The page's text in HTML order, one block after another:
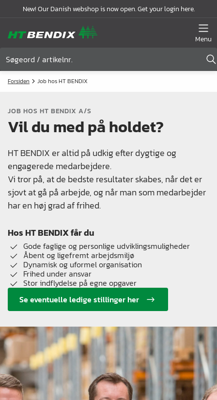
New! Our Danish webshop is now open. Get your login here.
Menu
Forsiden Job hos HT BENDIX
JOB HOS HT BENDIX A/S
Vil du med på holdet?
HT BENDIX er altid på udkig efter dygtige og
engagerede medarbejdere.
Vi tror på, at de bedste resultater skabes, når det er
sjovt at gå på arbejde, og når man som medarbejder
har en høj grad af frihed.
Hos HT BENDIX får du
Gode faglige og personlige udviklingsmuligheder
Åbent og ligefremt arbejdsmiljø
Dynamisk og uformel organisation
Frihed under ansvar
Stor indflydelse på egne opgaver
Se eventuelle ledige stillinger her